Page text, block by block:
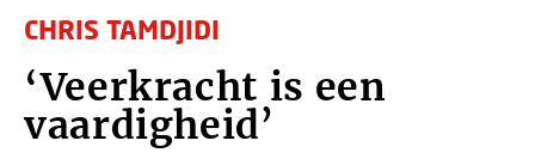
CHRIS TAMDJIDI
‘Veerkracht is een
vaardigheid’